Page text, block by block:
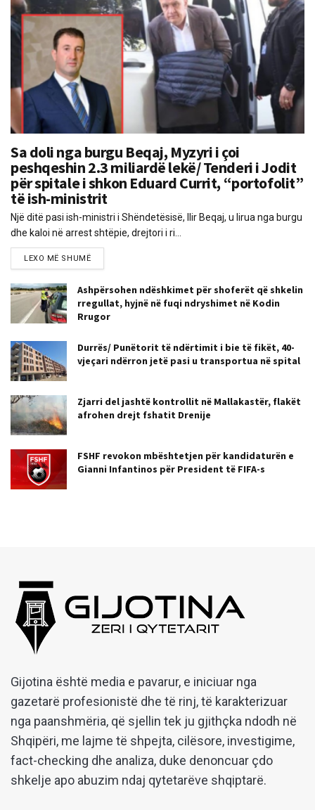
Sa doli nga burgu Beqaj, Myzyri i çoi
peshqeshin 2.3 miliardë lekë/ Tenderi i Jodit
për spitale i shkon Eduard Currit, “portofolit”
të ish-ministrit
Një ditë pasi ish-ministri i Shëndetësisë, Ilir Beqaj, u lirua nga burgu
dhe kaloi në arrest shtëpie, drejtori i ri...
LEXO MË SHUMË
Ashpërsohen ndëshkimet për shoferët që shkelin
rregullat, hyjnë në fuqi ndryshimet në Kodin
Rrugor
Durrës/ Punëtorit të ndërtimit i bie të fikët, 40-
vjeçari ndërron jetë pasi u transportua në spital
Zjarri del jashtë kontrollit në Mallakastër, flakët
afrohen drejt fshatit Drenije
FSHF revokon mbështetjen për kandidaturën e
Gianni Infantinos për President të FIFA-s
Gijotina është media e pavarur, e iniciuar nga
gazetarë profesionistë dhe të rinj, të karakterizuar
nga paanshmëria, që sjellin tek ju gjithçka ndodh në
Shqipëri, me lajme të shpejta, cilësore, investigime,
fact-checking dhe analiza, duke denoncuar çdo
shkelje apo abuzim ndaj qytetarëve shqiptarë.